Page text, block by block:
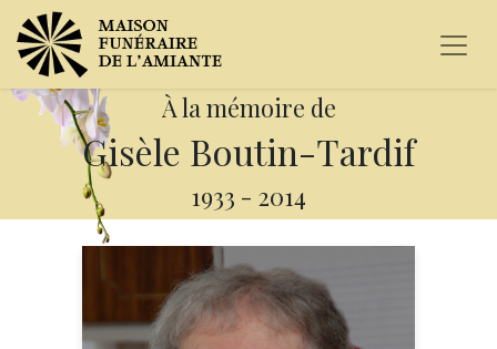
À la mémoire de
Gisèle Boutin-Tardif
1933 - 2014